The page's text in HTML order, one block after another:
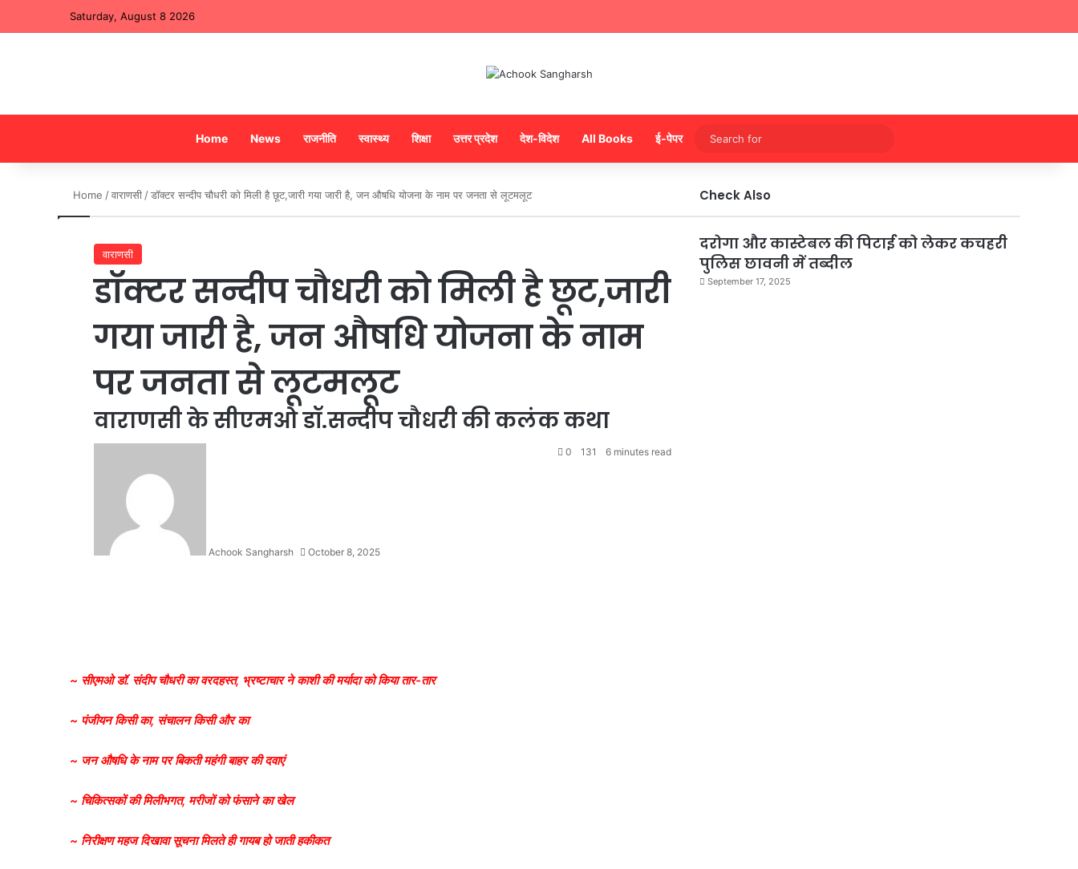
Saturday, August 8 2026
Home News राजनीति स्वास्थ्य शिक्षा उत्तर प्रदेश देश-विदेश All Books ई-पेपर
for
Home /वाराणसी /डॉक्टर सन्दीप चौधरी को मिली है छूट,जारी गया जारी है, जन औषधि योजना के नाम पर जनता से लूटमलूट
वाराणसी
डॉक्टर सन्दीप चौधरी को मिली है छूट,जारी
गया जारी है, जन औषधि योजना के नाम
पर जनता से लूटमलूट
वाराणसी के सीएमओ डॉ.सन्दीप चौधरी की कलंक कथा
Achook Sangharsh October 8, 2025
0 131 6 minutes read
~ सीएमओ डॉ. संदीप चौधरी का वरदहस्त, भ्रष्टाचार ने काशी की मर्यादा को किया तार-तार
~ पंजीयन किसी का, संचालन किसी और का
~ जन औषधि के नाम पर बिकती महंगी बाहर की दवाएं
~ चिकित्सकों की मिलीभगत, मरीजों को फंसाने का खेल
~ निरीक्षण महज दिखावा सूचना मिलते ही गायब हो जाती हकीकत
Check Also
दरोगा और कास्टेबल की पिटाई को लेकर कचहरी
पुलिस छावनी में तब्दील
September 17, 2025